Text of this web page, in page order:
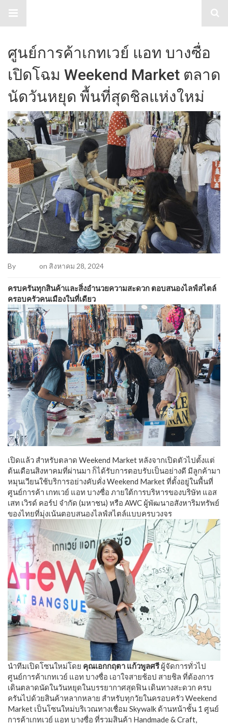
ศูนย์การค้าเกทเวย์ แอท บางซื่อ
เปิดโฉม Weekend Market ตลาด
นัดวันหยุด พื้นที่สุดชิลแห่งใหม่
By on สิงหาคม 28, 2024
ครบครันทุกสินค้าและสิ่งอำนวยความสะดวก ตอบสนองไลฟ์สไตล์
ครอบครัวคนเมืองในที่เดียว
เปิดแล้ว สำหรับตลาด Weekend Market หลังจากเปิดตัวไปตั้งแต่
ต้นเดือนสิงหาคมที่ผ่านมา ก็ได้รับการตอบรับเป็นอย่างดี มีลูกค้ามา
หมุนเวียนใช้บริการอย่างคับคั่ง Weekend Market ที่ตั้งอยู่ในพื้นที่
ศูนย์การค้า เกทเวย์ แอท บางซื่อ ภายใต้การบริหารของบริษัท แอส
เสท เวิรด์ คอร์ป จํากัด (มหาชน) หรือ AWC ผู้พัฒนาอสังหาริมทรัพย์
ของไทยที่มุ่งเน้นตอบสนองไลฟ์สไตล์แบบครบวงจร
นำทีมเปิดโซนใหม่โดย คุณเอกกฤตา แก้วพูลศรีผู้จัดการทั่วไป
ศูนย์การค้าเกทเวย์ แอท บางซื่อ เอาใจสายช้อป สายชิล ที่ต้องการ
เดินตลาดนัดในวันหยุดในบรรยากาศสุดฟิน เดินทางสะดวก ครบ
ครันไปด้วยสินค้าหลากหลาย สำหรับทุกวัยในครอบครัว Weekend
Market เป็นโซนใหม่บริเวณทางเชื่อม Skywalk ด้านหน้าชั้น 1 ศูนย์
การค้าเกทเวย์ แอท บางซื่อ ที่รวมสินค้า Handmade & Craft,